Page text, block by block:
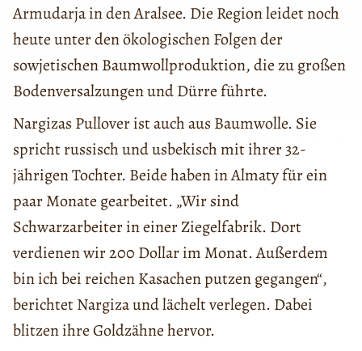
Armudarja in den Aralsee. Die Region leidet noch
heute unter den ökologischen Folgen der
sowjetischen Baumwollproduktion, die zu großen
Bodenversalzungen und Dürre führte.
Nargizas Pullover ist auch aus Baumwolle. Sie
spricht russisch und usbekisch mit ihrer 32-
jährigen Tochter. Beide haben in Almaty für ein
paar Monate gearbeitet. „Wir sind
Schwarzarbeiter in einer Ziegelfabrik. Dort
verdienen wir 200 Dollar im Monat. Außerdem
bin ich bei reichen Kasachen putzen gegangen“,
berichtet Nargiza und lächelt verlegen. Dabei
blitzen ihre Goldzähne hervor.